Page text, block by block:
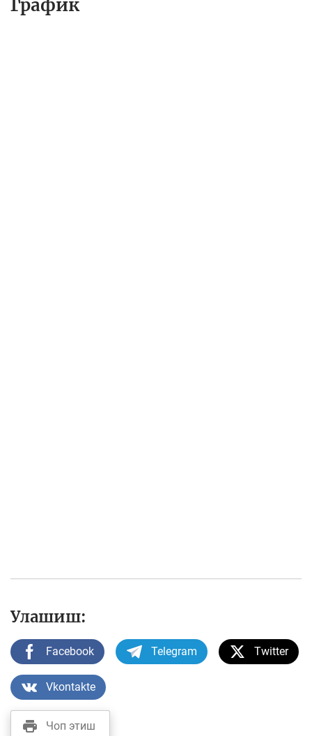
График
Улашиш:
Facebook Telegram Twitter
Vkontakte
Чоп этиш